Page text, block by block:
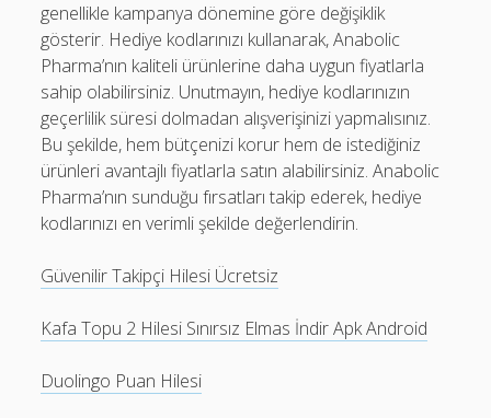
genellikle kampanya dönemine göre değişiklik
gösterir. Hediye kodlarınızı kullanarak, Anabolic
Pharma’nın kaliteli ürünlerine daha uygun fiyatlarla
sahip olabilirsiniz. Unutmayın, hediye kodlarınızın
geçerlilik süresi dolmadan alışverişinizi yapmalısınız.
Bu şekilde, hem bütçenizi korur hem de istediğiniz
ürünleri avantajlı fiyatlarla satın alabilirsiniz. Anabolic
Pharma’nın sunduğu fırsatları takip ederek, hediye
kodlarınızı en verimli şekilde değerlendirin.
Güvenilir Takipçi Hilesi Ücretsiz
Kafa Topu 2 Hilesi Sınırsız Elmas İndir Apk Android
Duolingo Puan Hilesi